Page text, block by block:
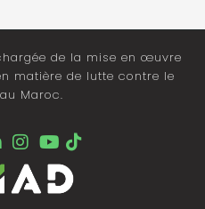
de la mise en œuvre
matière de lutte contre le
Maroc.